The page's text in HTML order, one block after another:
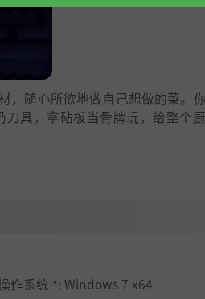
，随心所欲地做自己想做的菜。
具，拿砧板当骨牌玩，给整个
作系统 *: Windows 7 x64